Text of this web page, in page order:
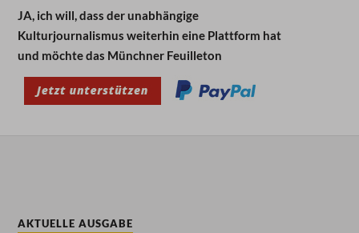
JA, ich will, dass der unabhängige
Kulturjournalismus weiterhin eine Plattform hat
und möchte das Münchner Feuilleton
AKTUELLE AUSGABE